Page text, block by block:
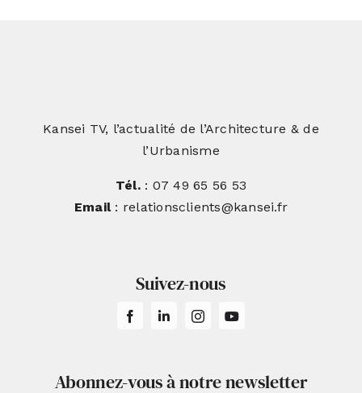
Kansei TV, l’actualité de l’Architecture & de
l’Urbanisme
Tél.: 07 49 65 56 53
Email: relationsclients@kansei.fr
Suivez-nous
Abonnez-vous à notre newsletter